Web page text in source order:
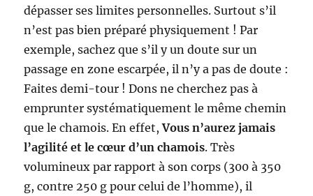
dépasser ses limites personnelles. Surtout s’il
n’est pas bien préparé physiquement ! Par
exemple, sachez que s’il y un doute sur un
passage en zone escarpée, il n’y a pas de doute :
Faites demi-tour ! Dons ne cherchez pas à
emprunter systématiquement le même chemin
que le chamois. En effet,Vous n’aurez jamais
l’agilité et le cœur d’un chamois. Très
volumineux par rapport à son corps (300 à 350
g, contre 250 g pour celui de l’homme), il